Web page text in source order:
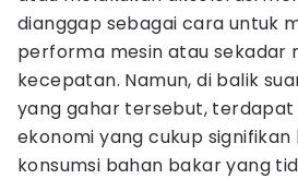
dianggap sebagai cara untuk
performa mesin atau sekadar
kecepatan. Namun, di balik
yang gahar tersebut, terdapat
ekonomi yang cukup
konsumsi bahan bakar yang